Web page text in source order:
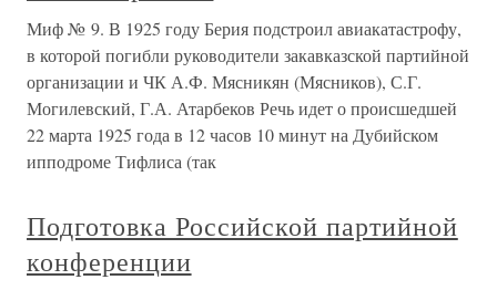
Миф № 9. В 1925 году Берия подстроил авиакатастрофу,
в которой погибли руководители закавказской партийной
организации и ЧК А.Ф. Мясникян (Мясников), С.Г.
Могилевский, Г.А. Атарбеков Речь идет о происшедшей
22 марта 1925 года в 12 часов 10 минут на Дубийском
ипподроме Тифлиса (так
Подготовка Российской партийной
конференции